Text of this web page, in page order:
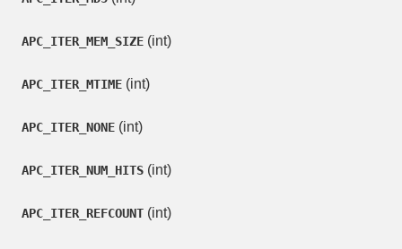
APC_ITER_MEM_SIZE (int)
APC_ITER_MTIME (int)
APC_ITER_NONE (int)
APC_ITER_NUM_HITS (int)
APC_ITER_REFCOUNT (int)